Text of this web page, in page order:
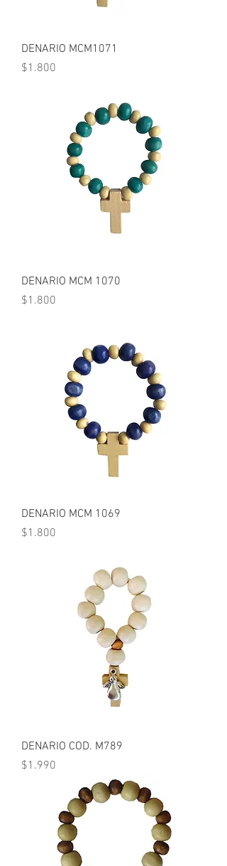
DENARIO MCM1071
Precio
$1.800
DENARIO MCM 1070
Precio
$1.800
DENARIO MCM 1069
Precio
$1.800
DENARIO COD. M789
Precio
$1.990